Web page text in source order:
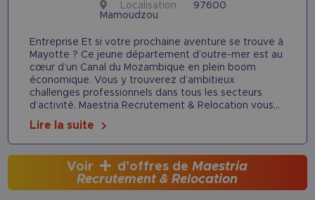
Localisation
97600
Mamoudzou
Entreprise Et si votre prochaine aventure se trouve à
Mayotte ? Ce jeune département d’outre-mer est au
cœur d’un Canal du Mozambique en plein boom
économique. Vous y trouverez d’ambitieux
challenges professionnels dans tous les secteurs
d’activité. Maestria Recrutement & Relocation vous...
Lire la suite
Voir d’offres deMaestria
Recrutement & Relocation